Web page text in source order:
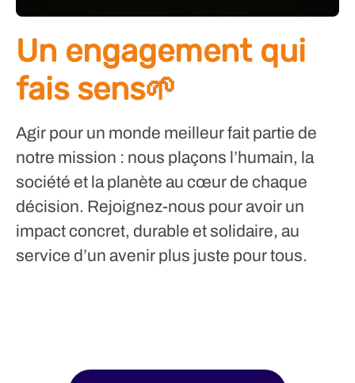
Un engagement qui
fais sens🌱
Agir pour un monde meilleur fait partie de
notre mission : nous plaçons l’humain, la
société et la planète au cœur de chaque
décision. Rejoignez-nous pour avoir un
impact concret, durable et solidaire, au
service d’un avenir plus juste pour tous.